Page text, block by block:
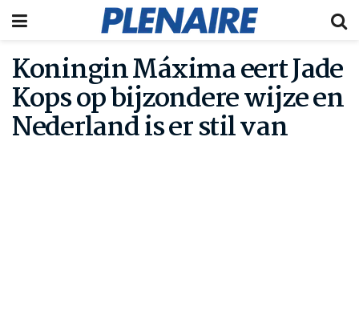
Koningin Máxima eert Jade
Kops op bijzondere wijze en
Nederland is er stil van